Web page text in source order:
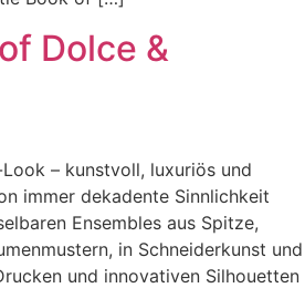
Dolce &
– kunstvoll, luxuriös und
immer dekadente Sinnlichkeit
Ensembles aus Spitze,
in Schneiderkunst und
und innovativen Silhouetten